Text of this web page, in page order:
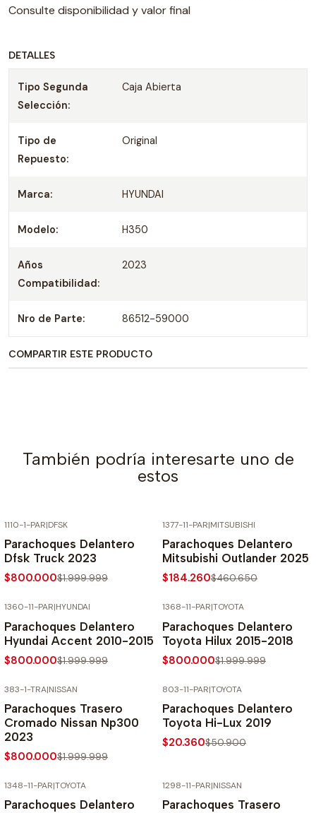
Consulte disponibilidad y valor final
DETALLES
Tipo Segunda
Selección:
Caja Abierta
Tipo de
Repuesto:
Original
Marca: HYUNDAI
Modelo: H350
Años
Compatibilidad:
2023
Nro de Parte: 86512-59000
COMPARTIR ESTE PRODUCTO
También podría interesarte uno de
estos
1110-1-PAR|DFSK
Parachoques Delantero
Dfsk Truck 2023
$800.000$1.999.999
1377-11-PAR|MITSUBISHI
Parachoques Delantero
Mitsubishi Outlander 2025
$184.260$460.650
1360-11-PAR|HYUNDAI
Parachoques Delantero
Hyundai Accent 2010-2015
$800.000$1.999.999
1368-11-PAR|TOYOTA
Parachoques Delantero
Toyota Hilux 2015-2018
$800.000$1.999.999
383-1-TRA|NISSAN
Parachoques Trasero
Cromado Nissan Np300
2023
$800.000$1.999.999
803-11-PAR|TOYOTA
Parachoques Delantero
Toyota Hi-Lux 2019
$20.360$50.900
1348-11-PAR|TOYOTA
Parachoques Delantero
1298-11-PAR|NISSAN
Parachoques Trasero